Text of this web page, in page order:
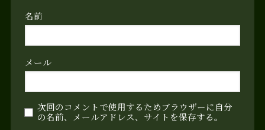
名前
メール
次回のコメントで使用するためブラウザーに自分
の名前、メールアドレス、サイトを保存する。